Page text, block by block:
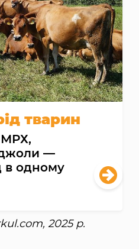
тварин
МРХ,
—
в одному
2025 р.